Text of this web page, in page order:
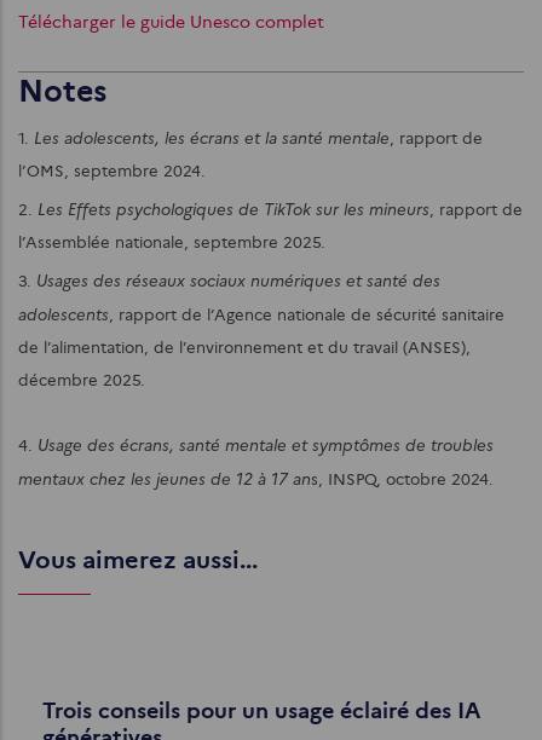
Télécharger le guide Unesco complet
Notes
1. Les adolescents, les écrans et la santé mentale, rapport de
l’OMS, septembre 2024.
2. Les Effets psychologiques de TikTok sur les mineurs, rapport de
l’Assemblée nationale, septembre 2025.
3. Usages des réseaux sociaux numériques et santé des
adolescents, rapport de l’Agence nationale de sécurité sanitaire
de l’alimentation, de l’environnement et du travail (ANSES),
décembre 2025.
4. Usage des écrans, santé mentale et symptômes de troubles
mentaux chez les jeunes de 12 à 17 ans, INSPQ, octobre 2024.
Vous aimerez aussi...
Trois conseils pour un usage éclairé des IA